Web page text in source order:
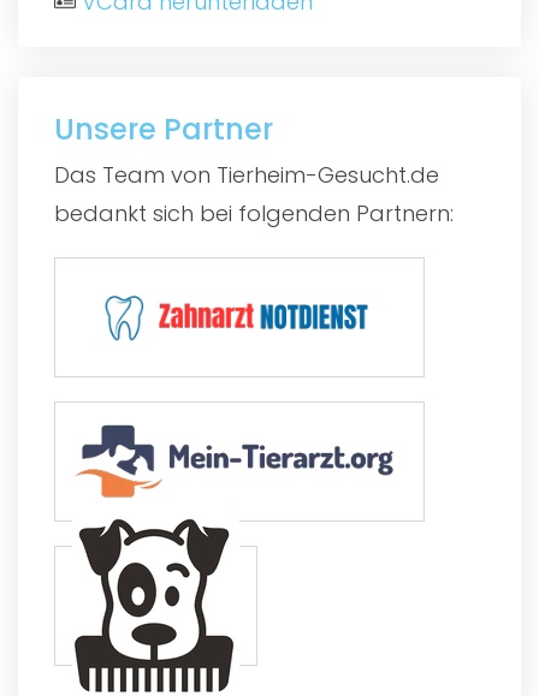
Unsere Partner
Das Team von Tierheim-Gesucht.de
bedankt sich bei folgenden Partnern: